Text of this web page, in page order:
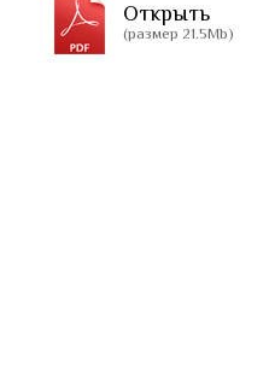
Открыть
(размер 21.5Mb)